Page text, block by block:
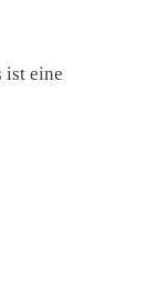
ist eine